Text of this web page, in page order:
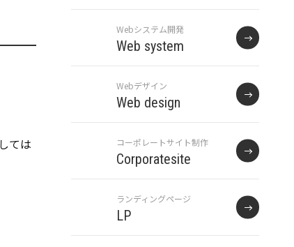
ては
Webシステム開発
Web system
Webデザイン
Web design
コーポレートサイト制作
Corporatesite
ランディングページ
LP